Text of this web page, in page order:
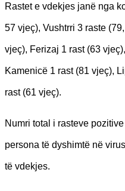
Rastet e vdekjes janë nga
57 vjeç), Vushtrri 3 raste
vjeç), Ferizaj 1 rast (63
Kamenicë 1 rast (81 vjeç),
rast (61 vjeç).
Numri total i rasteve
persona të dyshimtë në
të vdekjes.